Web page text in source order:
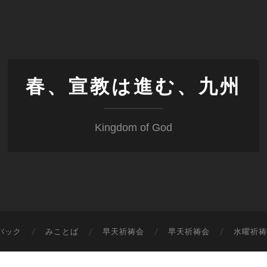
春、宣教は進む、九州
Kingdom of God
ック みことば 早天祈祷会 早天祈祷会 水曜祈